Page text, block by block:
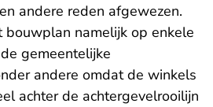
andere reden afgewezen.
namelijk op enkele
gemeentelijke
andere omdat de winkels
achter de achtergevelrooilijn